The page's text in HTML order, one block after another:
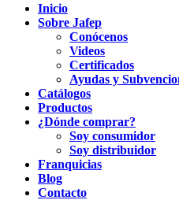
Inicio
Sobre Jafep
Conócenos
Videos
Certificados
Ayudas y
Catálogos
Productos
¿Dónde comprar?
Soy consumidor
Soy distribuidor
Franquicias
Blog
Contacto